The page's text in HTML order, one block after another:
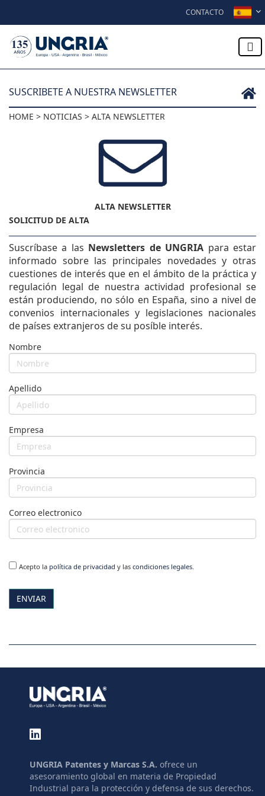
CONTACTO
SUSCRIBETE A NUESTRA NEWSLETTER
HOME > NOTICIAS > ALTA NEWSLETTER
ALTA NEWSLETTER
SOLICITUD DE ALTA
Suscríbase a las Newsletters de UNGRIA para estar
informado sobre las principales novedades y otras
cuestiones de interés que en el ámbito de la práctica y
regulación legal de nuestra actividad profesional se
están produciendo, no sólo en España, sino a nivel de
convenios internacionales y legislaciones nacionales
de países extranjeros de su posíble interés.
Nombre
Apellido
Empresa
Provincia
Correo electronico
Acepto la política de privacidad y las condiciones legales.
ENVIAR
UNGRIA Patentes y Marcas S.A. ofrece un
asesoramiento global en materia de Propiedad
Industrial para la protección y defensa de sus derechos.